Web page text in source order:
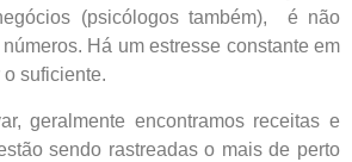
(psicólogos também), é não
Há um estresse constante em
suficiente.
geralmente encontramos receitas e
sendo rastreadas o mais de perto